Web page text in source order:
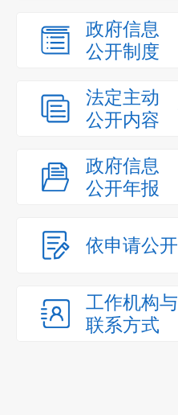
政府信息
公开制度
法定主动
公开内容
政府信息
公开年报
依申请公开
工作机构与
联系方式